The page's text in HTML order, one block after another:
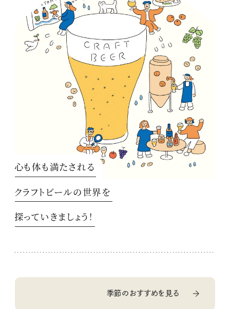
心も体も満たされる
クラフトビールの世界を
探っていきましょう！
季節のおすすめを見る